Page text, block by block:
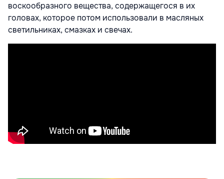
воскообразного вещества, содержащегося в их
головах, которое потом использовали в масляных
светильниках, смазках и свечах.